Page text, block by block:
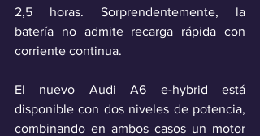
2,5 horas. Sorprendentemente, la
batería no admite recarga rápida con
corriente continua.
El nuevo Audi A6 e-hybrid está
disponible con dos niveles de potencia,
combinando en ambos casos un motor